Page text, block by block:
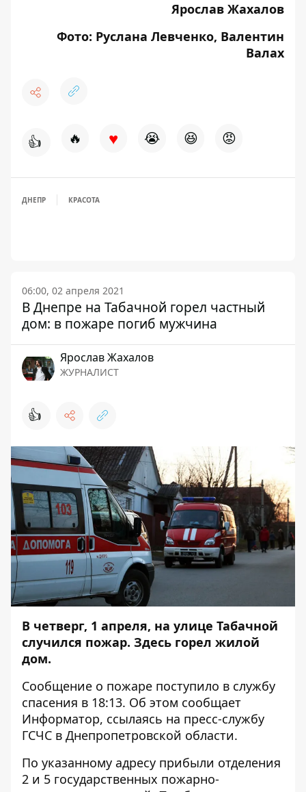
Ярослав Жахалов
Фото: Руслана Левченко, Валентин
Валах
👍 🔥 ♥ 😭 😆 😡
ДНЕПР КРАСОТА
06:00, 02 апреля 2021
В Днепре на Табачной горел частный
дом: в пожаре погиб мужчина
Ярослав Жахалов
ЖУРНАЛИСТ
👍
В четверг, 1 апреля, на улице Табачной
случился пожар. Здесь горел жилой
дом.
Сообщение о пожаре поступило в службу
спасения в 18:13. Об этом сообщает
Информатор, ссылаясь на пресс-службу
ГСЧС в Днепропетровской области.
По указанному адресу прибыли отделения
2 и 5 государственных пожарно-